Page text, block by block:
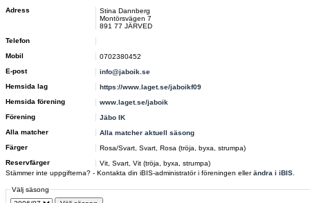
Adress
Stina Dannberg
Montörsvägen 7
891 77 JÄRVED
Telefon
Mobil
0702380452
E-post
info@jaboik.se
Hemsida lag
https://www.laget.se/jaboikf09
Hemsida förening
www.laget.se/jaboik
Förening
Jäbo IK
Alla matcher
Alla matcher aktuell säsong
Färger
Rosa/Svart, Svart, Rosa (tröja, byxa, strumpa)
Reservfärger
Vit, Svart, Vit (tröja, byxa, strumpa)
Stämmer inte uppgifterna? - Kontakta din iBIS-administratör i föreningen ellerändra i iBIS
Välj säsong